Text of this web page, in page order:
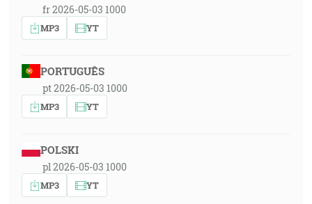
fr 2026-05-03 1000
MP3 YT
PORTUGUÊS
pt 2026-05-03 1000
MP3 YT
POLSKI
pl 2026-05-03 1000
MP3 YT